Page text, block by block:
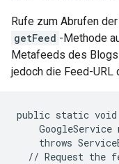
Rufe zum Abrufen
getFeed -Methode
Metafeeds des
jedoch die Feed-URL
public static
GoogleService
throws
// Request the